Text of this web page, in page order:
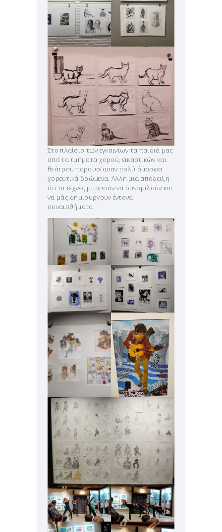
Στο πλαίσιο των εγκαινίων τα παιδιά μας
από τα τμήματα χορού, εικαστικών και
θεάτρου παρουσίασαν πολύ όμορφα
χορευτικά δρώμενα. Άλλη μια απόδειξη
ότι οι τέχνες μπορούν να συνομιλούν και
να μάς δημιουργούν έντονα
συναισθήματα.